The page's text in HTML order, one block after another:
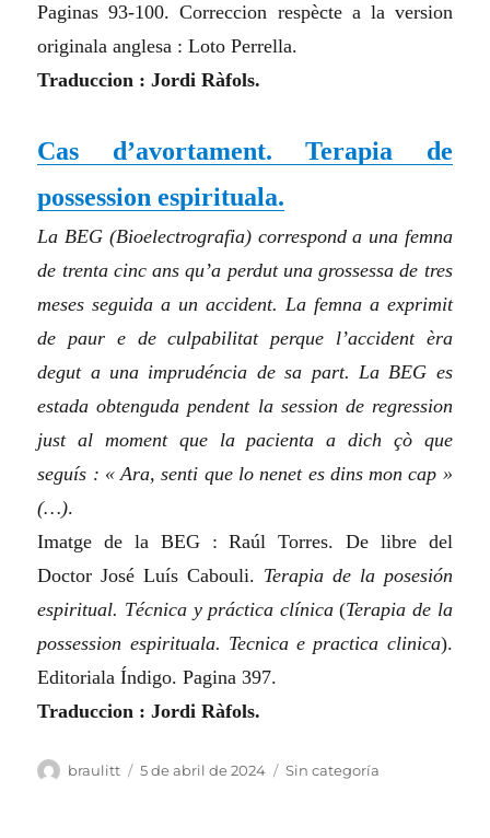
Paginas 93-100. Correccion respècte a la version
originala anglesa : Loto Perrella.
Traduccion : Jordi Ràfols.
Cas d’avortament. Terapia de
possession espirituala.
La BEG (Bioelectrografia) correspond a una femna
de trenta cinc ans qu’a perdut una grossessa de tres
meses seguida a un accident. La femna a exprimit
de paur e de culpabilitat perque l’accident èra
degut a una imprudéncia de sa part. La BEG es
estada obtenguda pendent la session de regression
just al moment que la pacienta a dich çò que
seguís : « Ara, senti que lo nenet es dins mon cap »
(…).
Imatge de la BEG : Raúl Torres. De libre del
Doctor José Luís Cabouli. Terapia de la posesión
espiritual. Técnica y práctica clínica(Terapia de la
possession espirituala. Tecnica e practica clinica).
Editoriala Índigo. Pagina 397.
Traduccion : Jordi Ràfols.
Autor
braulitt
Publicat
5 de abril de 2024 Categorias
Sin categoría